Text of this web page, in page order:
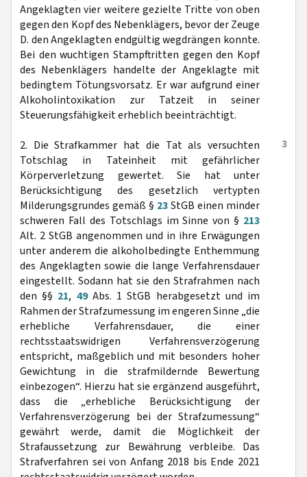
Angeklagten vier weitere gezielte Tritte von oben
gegen den Kopf des Nebenklägers, bevor der Zeuge
D. den Angeklagten endgültig wegdrängen konnte.
Bei den wuchtigen Stampftritten gegen den Kopf
des Nebenklägers handelte der Angeklagte mit
bedingtem Tötungsvorsatz. Er war aufgrund einer
Alkoholintoxikation zur Tatzeit in seiner
Steuerungsfähigkeit erheblich beeinträchtigt.
3
2. Die Strafkammer hat die Tat als versuchten
Totschlag in Tateinheit mit gefährlicher
Körperverletzung gewertet. Sie hat unter
Berücksichtigung des gesetzlich vertypten
Milderungsgrundes gemäß § 23StGB einen minder
schweren Fall des Totschlags im Sinne von § 213
Alt. 2 StGB angenommen und in ihre Erwägungen
unter anderem die alkoholbedingte Enthemmung
des Angeklagten sowie die lange Verfahrensdauer
eingestellt. Sodann hat sie den Strafrahmen nach
den §§ 21, 49Abs. 1 StGB herabgesetzt und im
Rahmen der Strafzumessung im engeren Sinne „die
erhebliche Verfahrensdauer, die einer
rechtsstaatswidrigen Verfahrensverzögerung
entspricht, maßgeblich und mit besonders hoher
Gewichtung in die strafmildernde Bewertung
einbezogen“. Hierzu hat sie ergänzend ausgeführt,
dass die „erhebliche Berücksichtigung der
Verfahrensverzögerung bei der Strafzumessung“
gewährt werde, damit die Möglichkeit der
Strafaussetzung zur Bewährung verbleibe. Das
Strafverfahren sei von Anfang 2018 bis Ende 2021